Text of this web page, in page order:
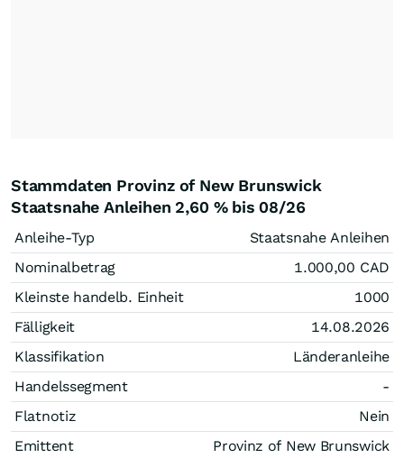
Stammdaten Provinz of New Brunswick
Staatsnahe Anleihen 2,60 % bis 08/26
Anleihe-Typ
Staatsnahe Anleihen
Nominalbetrag
1.000,00 CAD
Kleinste handelb. Einheit
1000
Fälligkeit
14.08.2026
Klassifikation
Länderanleihe
Handelssegment
-
Flatnotiz
Nein
Emittent
Provinz of New Brunswick